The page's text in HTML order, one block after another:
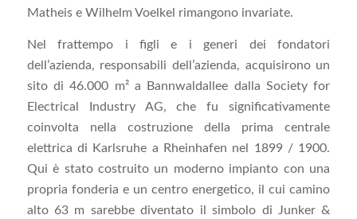
Matheis e Wilhelm Voelkel rimangono invariate.
Nel frattempo i figli e i generi dei fondatori
dell’azienda, responsabili dell’azienda, acquisirono un
sito di 46.000 m² a Bannwaldallee dalla Society for
Electrical Industry AG, che fu significativamente
coinvolta nella costruzione della prima centrale
elettrica di Karlsruhe a Rheinhafen nel 1899 / 1900.
Qui è stato costruito un moderno impianto con una
propria fonderia e un centro energetico, il cui camino
alto 63 m sarebbe diventato il simbolo di Junker &